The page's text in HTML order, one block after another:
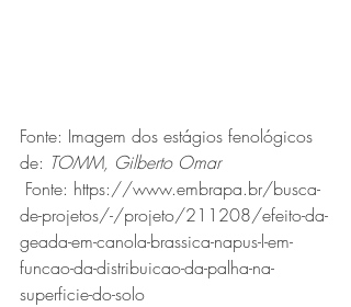
Fonte: Imagem dos estágios fenológicos
de: TOMM, Gilberto Omar
de-projetos/-/projeto/211208/efeito-da-
geada-em-canola-brassica-napus-l-em-
funcao-da-distribuicao-da-palha-na-
superficie-do-solo